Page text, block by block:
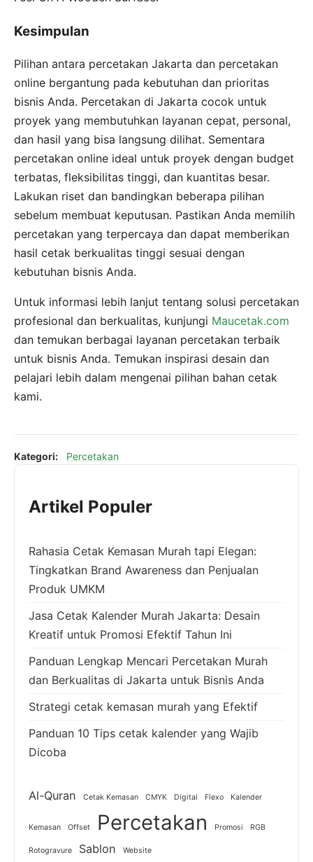
Kesimpulan
Pilihan antara percetakan Jakarta dan percetakan
online bergantung pada kebutuhan dan prioritas
bisnis Anda. Percetakan di Jakarta cocok untuk
proyek yang membutuhkan layanan cepat, personal,
dan hasil yang bisa langsung dilihat. Sementara
percetakan online ideal untuk proyek dengan budget
terbatas, fleksibilitas tinggi, dan kuantitas besar.
Lakukan riset dan bandingkan beberapa pilihan
sebelum membuat keputusan. Pastikan Anda memilih
percetakan yang terpercaya dan dapat memberikan
hasil cetak berkualitas tinggi sesuai dengan
kebutuhan bisnis Anda.
Untuk informasi lebih lanjut tentang solusi percetakan
profesional dan berkualitas, kunjungi Maucetak.com
dan temukan berbagai layanan percetakan terbaik
untuk bisnis Anda. Temukan inspirasi desain dan
pelajari lebih dalam mengenai pilihan bahan cetak
kami.
Kategori: Percetakan
Artikel Populer
Rahasia Cetak Kemasan Murah tapi Elegan:
Tingkatkan Brand Awareness dan Penjualan
Produk UMKM
Jasa Cetak Kalender Murah Jakarta: Desain
Kreatif untuk Promosi Efektif Tahun Ini
Panduan Lengkap Mencari Percetakan Murah
dan Berkualitas di Jakarta untuk Bisnis Anda
Strategi cetak kemasan murah yang Efektif
Panduan 10 Tips cetak kalender yang Wajib
Dicoba
Al-Quran Cetak Kemasan CMYK Digital Flexo Kalender
Kemasan Offset Percetakan Promosi RGB
Rotogravure Sablon Website